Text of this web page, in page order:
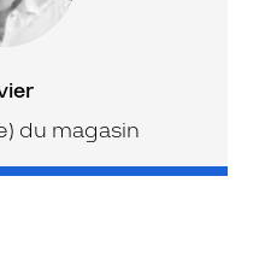
du magasin